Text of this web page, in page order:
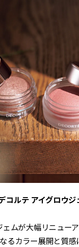
コルテ アイグロウ
ェムが大幅リニュー
るカラー展開と質